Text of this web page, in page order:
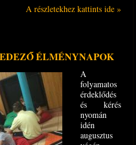
A részletekhez kattints ide »
ÉLMÉNYNAPOK
A
folyamatos
érdeklődés
és kérés
nyomán
idén
augusztus